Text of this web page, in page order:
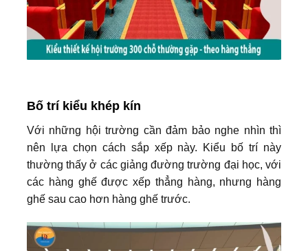
Bố trí kiểu khép kín
Với những hội trường cần đảm bảo nghe nhìn thì
nên lựa chọn cách sắp xếp này. Kiểu bố trí này
thường thấy ở các giảng đường trường đại học, với
các hàng ghế được xếp thẳng hàng, nhưng hàng
ghế sau cao hơn hàng ghế trước.